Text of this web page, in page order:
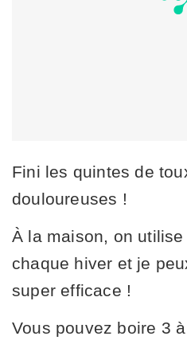
Fini les quintes de
douloureuses !
À la maison, on
chaque hiver et je
super efficace !
Vous pouvez boire 3